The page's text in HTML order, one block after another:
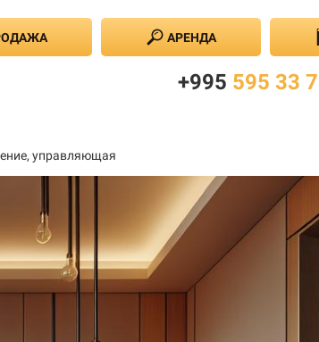
АРЕНДА
+995 595 33
управляющая